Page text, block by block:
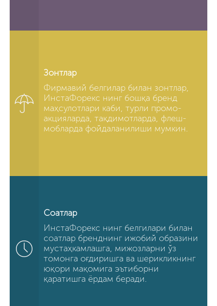
Зонтлар
Фирмавий белгилар билан зонтлар,
ИнстаФорекс нинг бошқа бренд
маҳсулотлари каби, турли промо-
акцияларда, тақдимотларда, флеш-
мобларда фойдаланилиши мумкин.
Соатлар
ИнстаФорекс нинг белгилари билан
соатлар бренднинг ижобий образини
мустаҳкамлашга, мижозларни ўз
томонга оғдиришга ва шерикликнинг
юқори мақомига эътиборни
қаратишга ёрдам беради.